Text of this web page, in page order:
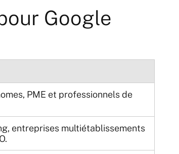
Google
PME et professionnels de
entreprises multiétablissements